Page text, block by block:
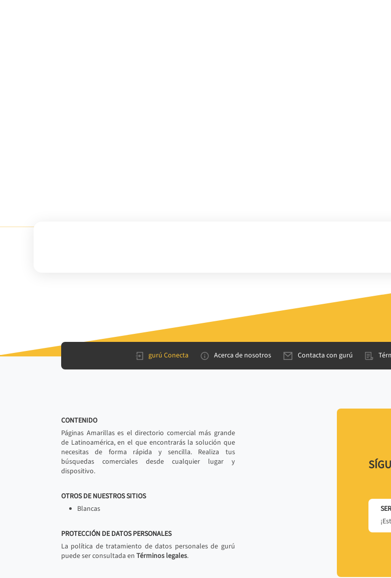
gurú Conecta Acerca de nosotros Contacta con gurú
CONTENIDO
Páginas Amarillas es el directorio comercial más grande
de Latinoamérica, en el que encontrarás la solución que
necesitas de forma rápida y sencilla. Realiza tus
búsquedas comerciales desde cualquier lugar y
dispositivo.
OTROS DE NUESTROS SITIOS
Blancas
PROTECCIÓN DE DATOS PERSONALES
La política de tratamiento de datos personales de gurú
puede ser consultada en Términos legales.